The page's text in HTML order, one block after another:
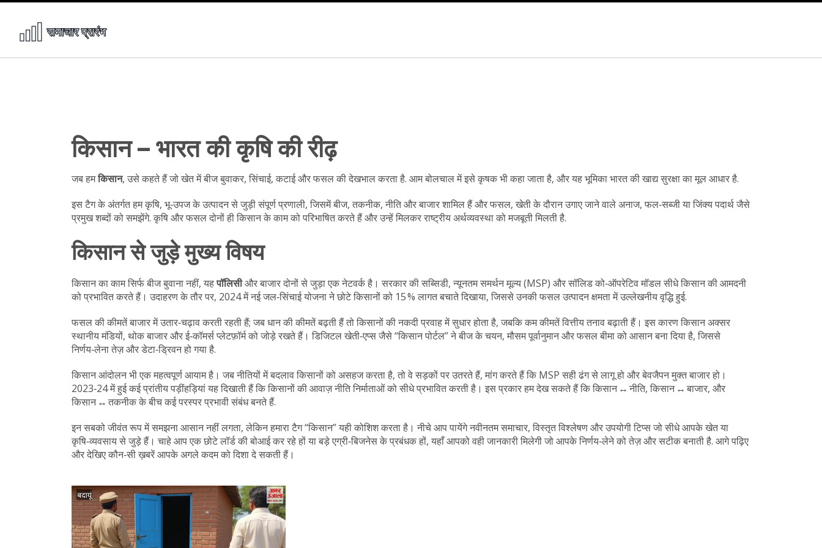
किसान – भारत की कृषि की रीढ़
जब हमकिसान, उसे कहते हैं जो खेत में बीज बुवाकर, सिंचाई, कटाई और फसल की देखभाल करता है. आम बोलचाल में इसेकृषकभी कहा जाता है, और यह भूमिका भारत की खाद्य सुरक्षा का मूल आधार है.
इस टैग के अंतर्गत हमकृषि, भू‑उपज के उत्पादन से जुड़ी संपूर्ण प्रणाली, जिसमें बीज, तकनीक, नीति और बाजार शामिल हैंऔरफसल, खेती के दौरान उगाए जाने वाले अनाज, फल‑सब्जी या जिंक्य पदार्थजैसे
प्रमुख शब्दों को समझेंगे. कृषि और फसल दोनों ही किसान के काम को परिभाषित करते हैं और उन्हें मिलकर राष्ट्रीय अर्थव्यवस्था को मजबूती मिलती है.
किसान से जुड़े मुख्य विषय
किसान का काम सिर्फ बीज बुवाना नहीं, यहपॉलिसीऔर बाजार दोनों से जुड़ा एक नेटवर्क है। सरकार की सब्सिडी, न्यूनतम समर्थन मूल्य (MSP) और सॉलिड को‑ऑपरेटिव मॉडल सीधे किसान की आमदनी
को प्रभावित करते हैं। उदाहरण के तौर पर, 2024 में नई जल‑सिंचाई योजना ने छोटे किसानों को 15 % लागत बचाते दिखाया, जिससे उनकी फसल उत्पादन क्षमता में उल्लेखनीय वृद्धि हुई.
फसल की कीमतें बाजार में उतार‑चढ़ाव करती रहती हैं; जब धान की कीमतें बढ़ती हैं तो किसानों की नकदी प्रवाह में सुधार होता है, जबकि कम कीमतें वित्तीय तनाव बढ़ाती हैं। इस कारण किसान अक्सर
स्थानीय मंडियों, थोक बाजार और ई‑कॉमर्स प्लेटफ़ॉर्म को जोड़े रखते हैं। डिजिटल खेती‑एप्स जैसे “किसान पोर्टल” ने बीज के चयन, मौसम पूर्वानुमान और फसल बीमा को आसान बना दिया है, जिससे
निर्णय‑लेना तेज़ और डेटा‑ड्रिवन हो गया है.
किसान आंदोलन भी एक महत्वपूर्ण आयाम है। जब नीतियों में बदलाव किसानों को असहज करता है, तो वे सड़कों पर उतरते हैं, मांग करते हैं कि MSP सही ढंग से लागू हो और बेवजैपन मुक्त बाजार हो।
2023‑24 में हुई कई प्रांतीय पड़ींहड़ियां यह दिखाती हैं कि किसानों की आवाज़ नीति निर्माताओं को सीधे प्रभावित करती है। इस प्रकार हम देख सकते हैं कि किसान ↔ नीति, किसान ↔ बाजार, और
किसान ↔ तकनीक के बीच कई परस्पर प्रभावी संबंध बनते हैं.
इन सबको जीवंत रूप में समझना आसान नहीं लगता, लेकिन हमारा टैग “किसान” यही कोशिश करता है। नीचे आप पायेंगे नवीनतम समाचार, विस्तृत विश्लेषण और उपयोगी टिप्स जो सीधे आपके खेत या
कृषि‑व्यवसाय से जुड़े हैं। चाहे आप एक छोटे लॉर्ड की बोआई कर रहे हों या बड़े एग्री‑बिजनेस के प्रबंधक हों, यहाँ आपको वही जानकारी मिलेगी जो आपके निर्णय‑लेने को तेज़ और सटीक बनाती है. आगे पढ़िए
और देखिए कौन‑सी ख़बरें आपके अगले कदम को दिशा दे सकती हैं।